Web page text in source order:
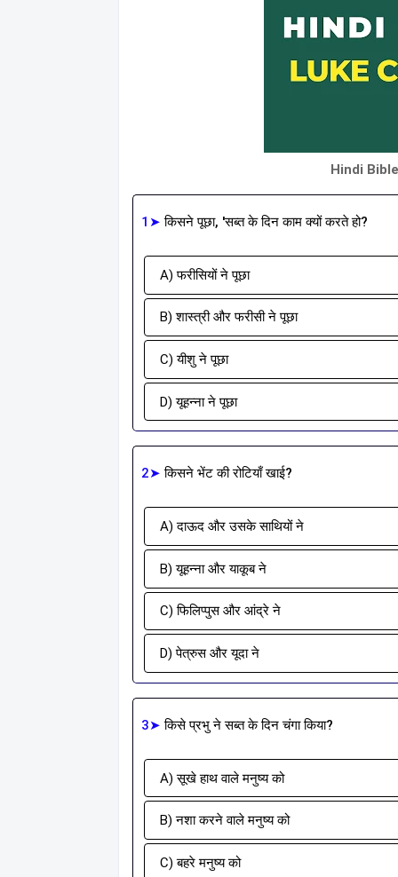
Hindi
1➤किसने पूछा, 'सब्त के दिन काम क्यों करते हो?
A) फरीसियों ने पूछा
B) शास्त्री और फरीसी ने पूछा
C) यीशु ने पूछा
D) यूहन्ना ने पूछा
2➤किसने भेंट की रोटियाँ खाई?
A) दाऊद और उसके साथियों ने
B) यूहन्ना और याकूब ने
C) फिलिप्पुस और आंद्रे ने
D) पेत्रुस और यूदा ने
3➤किसे प्रभु ने सब्त के दिन चंगा किया?
A) सूखे हाथ वाले मनुष्य को
B) नशा करने वाले मनुष्य को
C) बहरे मनुष्य को